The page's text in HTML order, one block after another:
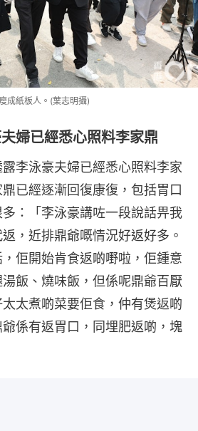
成紙板人。(葉志明攝)
婦已經悉心照料李家鼎
李泳豪夫婦已經悉心照料李家
已經逐漸回復康復，包括胃口
：「李泳豪講咗一段說話畀我
，近排鼎爺嘅情況好返好多。
佢開始肯食返啲嘢啦，佢鍾意
飯、燒味飯，但係呢鼎爺百厭
太煮啲菜要佢食，仲有煲返啲
係有返胃口，同埋肥返啲，塊